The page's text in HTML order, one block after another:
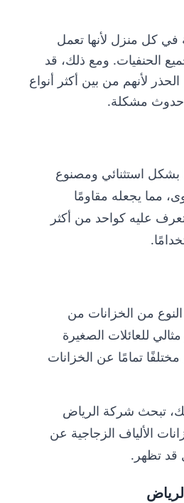
في كل منزل لأنها تعمل
الحنفيات. ومع ذلك، قد
لأنهم من بين أكثر أنواع
حدوث مشكلة.
بشكل استثنائي ومصنوع
مما يجعله مقاومًا
عليه كواحد من أكثر
من الخزانات من
للعائلات الصغيرة
تمامًا عن الخزانات
تبحث شركة الرياض
الألياف الزجاجية عن
قد تظهر.